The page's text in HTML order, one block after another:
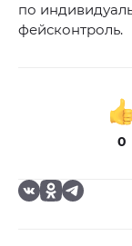
по
фейсконтроль.
0